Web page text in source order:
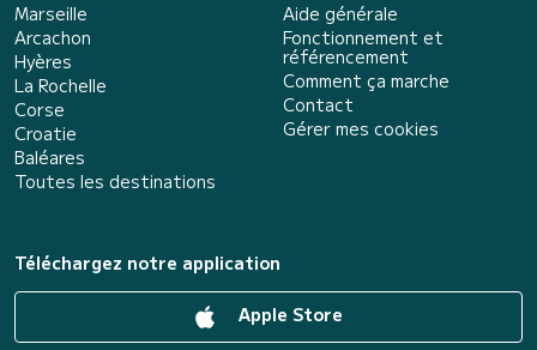
Marseille
Arcachon
Hyères
La Rochelle
Corse
Croatie
Baléares
Toutes les destinations
Aide générale
Fonctionnement et
référencement
Comment ça marche
Contact
Gérer mes cookies
Téléchargez notre application
Apple Store